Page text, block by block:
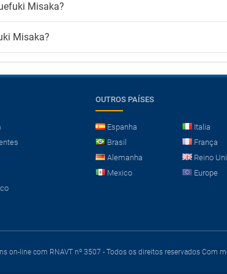
Misaka?
Misaka?
OUTROS PAÍSES
Espanha
Italia
Brasil
França
Alemanha
Reino
Mexico
Europe
on-line com RNAVT nº 3507 - Todos os direitos reservados Com